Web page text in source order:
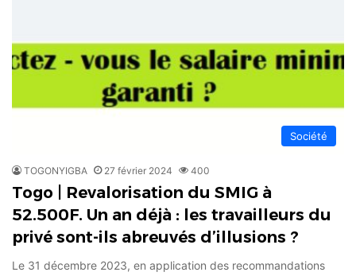
Société
TOGONYIGBA 27 février 2024 400
Togo | Revalorisation du SMIG à
52.500F. Un an déjà : les travailleurs du
privé sont-ils abreuvés d’illusions ?
Le 31 décembre 2023, en application des recommandations